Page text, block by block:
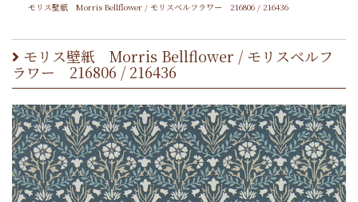
モリス壁紙 Morris Bellflower / モリスベルフラワー 216806 / 216436
モリス壁紙 Morris Bellflower / モリスベルフ
ラワー 216806 / 216436